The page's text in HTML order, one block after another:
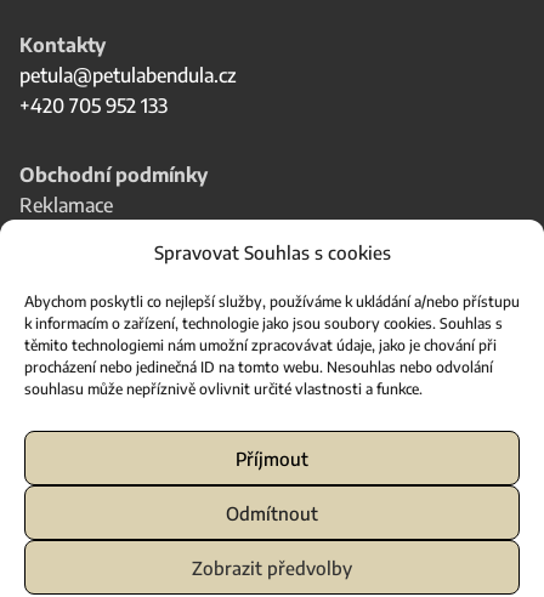
Spravovat Souhlas s cookies
Abychom poskytli co nejlepší služby, používáme k ukládání a/nebo přístupu
k informacím o zařízení, technologie jako jsou soubory cookies. Souhlas s
těmito technologiemi nám umožní zpracovávat údaje, jako je chování při
procházení nebo jedinečná ID na tomto webu. Nesouhlas nebo odvolání
souhlasu může nepříznivě ovlivnit určité vlastnosti a funkce.
Příjmout
Odmítnout
Zobrazit předvolby
Kontakty
petula@petulabendula.cz
+420 705 952 133
Obchodní podmínky
Reklamace
Ochrana osobních údajů
Knihu vydalo
Nakladatelství
Pisten pilku hutomerki